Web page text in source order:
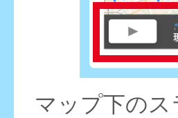
マップ下の